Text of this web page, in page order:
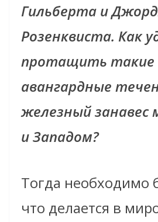
Гильберта и
Розенквиста. Как
протащить такие
авангардные
железный занавес
и Западом?
Тогда необходимо
что делается в